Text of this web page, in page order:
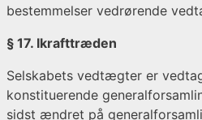
bestemmelser vedrørende
§ 17. Ikrafttræden
Selskabets vedtægter er
konstituerende
sidst ændret på